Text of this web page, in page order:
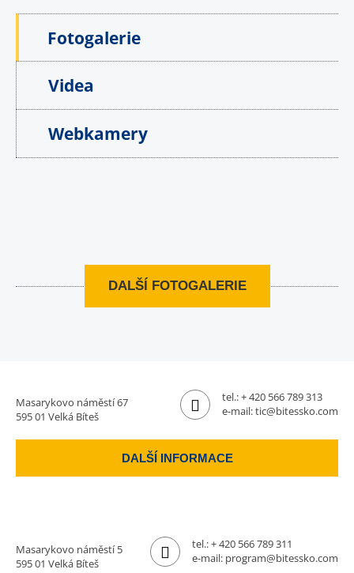
Fotogalerie
Videa
Webkamery
DALŠÍ FOTOGALERIE
Masarykovo náměstí 67
595 01 Velká Bíteš
tel.:+ 420 566 789 313
e-mail:tic@bitessko.com
DALŠÍ INFORMACE
Masarykovo náměstí 5
595 01 Velká Bíteš
tel.:+ 420 566 789 311
e-mail: program@bitessko.com